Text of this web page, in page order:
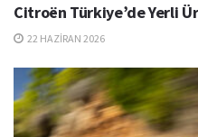
Citroën Türkiye’de Yerli
22 HAZIRAN 2026